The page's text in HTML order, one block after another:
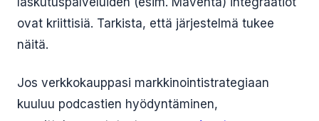
ovat kriittisiä. Tarkista, että järjestelmä tukee
näitä.
Jos verkkokauppasi markkinointistrategiaan
kuuluu podcastien hyödyntäminen,